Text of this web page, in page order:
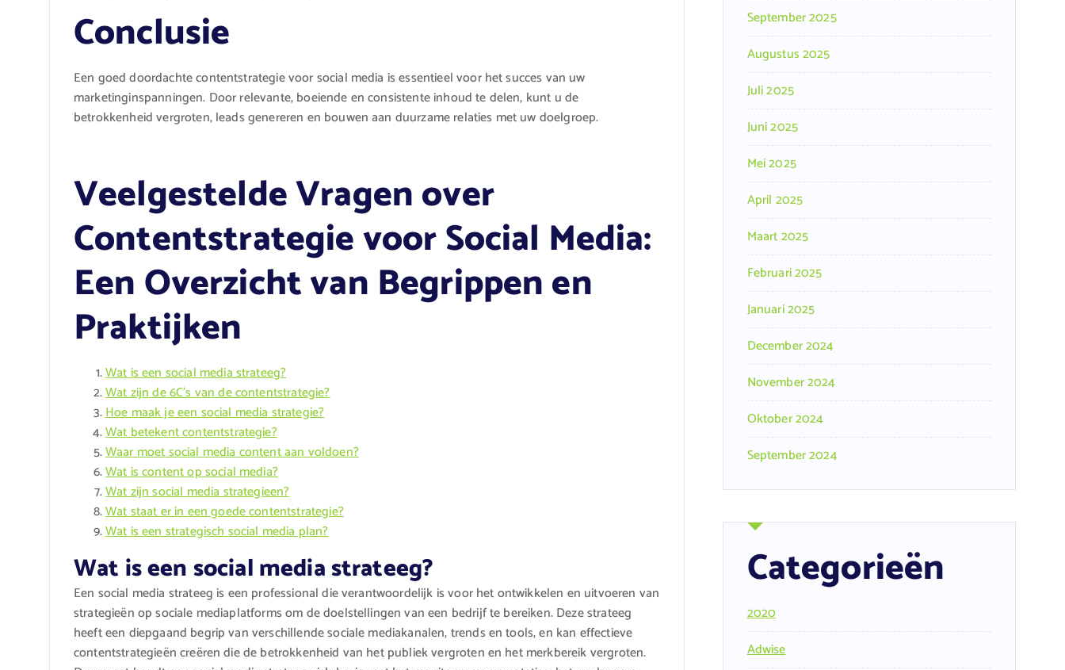
Conclusie
Een goed doordachte contentstrategie voor social media is essentieel voor het succes van uw
marketinginspanningen. Door relevante, boeiende en consistente inhoud te delen, kunt u de
betrokkenheid vergroten, leads genereren en bouwen aan duurzame relaties met uw doelgroep.
Veelgestelde Vragen over
Contentstrategie voor Social Media:
Een Overzicht van Begrippen en
Praktijken
Wat is een social media strateeg?
Wat zijn de 6C’s van de contentstrategie?
Hoe maak je een social media strategie?
Wat betekent contentstrategie?
Waar moet social media content aan voldoen?
Wat is content op social media?
Wat zijn social media strategieen?
Wat staat er in een goede contentstrategie?
Wat is een strategisch social media plan?
Wat is een social media strateeg?
Een social media strateeg is een professional die verantwoordelijk is voor het ontwikkelen en uitvoeren van
strategieën op sociale mediaplatforms om de doelstellingen van een bedrijf te bereiken. Deze strateeg
heeft een diepgaand begrip van verschillende sociale mediakanalen, trends en tools, en kan effectieve
contentstrategieën creëren die de betrokkenheid van het publiek vergroten en het merkbereik vergroten.
September 2025
Augustus 2025
Juli 2025
Juni 2025
Mei 2025
April 2025
Maart 2025
Februari 2025
Januari 2025
December 2024
November 2024
Oktober 2024
September 2024
Categorieën
2020
Adwise